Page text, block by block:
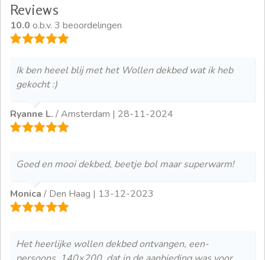
Reviews
10.0 o.b.v. 3 beoordelingen
Ik ben heeel blij met het Wollen dekbed wat ik heb
gekocht :)
Ryanne L. / Amsterdam | 28-11-2024
Goed en mooi dekbed, beetje bol maar superwarm!
Monica / Den Haag | 13-12-2023
Het heerlijke wollen dekbed ontvangen, een-